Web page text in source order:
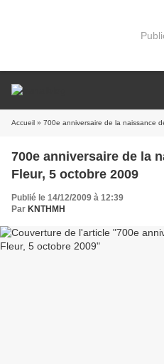
Accueil » 700e anniversaire de la naissance
700e anniversaire de la
Fleur, 5 octobre 2009
Publié le 14/12/2009 à 12:39
Par KNTHMH